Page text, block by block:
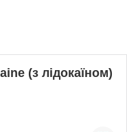
(з лідокаїном)